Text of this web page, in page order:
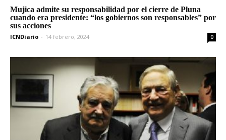
Mujica admite su responsabilidad por el cierre de Pluna
cuando era presidente: “los gobiernos son responsables” por
sus acciones
ICNDiario - 14 febrero, 2024 0